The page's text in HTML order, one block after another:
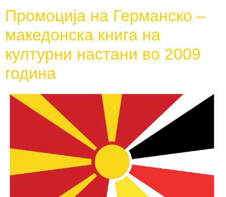
Промоција на Германско –
македонска книга на
културни настани во 2009
година